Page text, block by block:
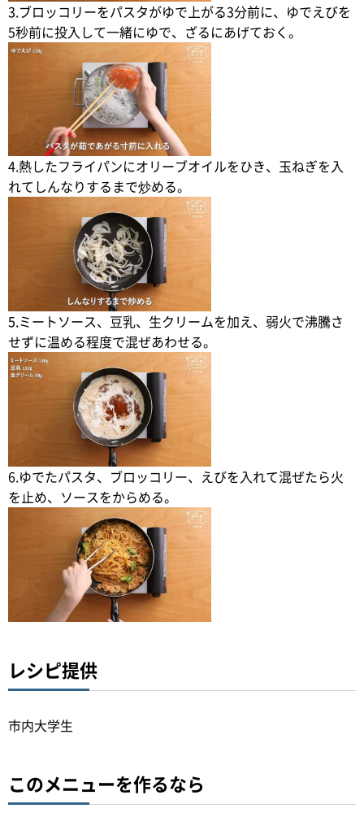
3.ブロッコリーをパスタがゆで上がる3分前に、ゆでえびを
5秒前に投入して一緒にゆで、ざるにあげておく。
4.熱したフライパンにオリーブオイルをひき、玉ねぎを入
れてしんなりするまで炒める。
5.ミートソース、豆乳、生クリームを加え、弱火で沸騰さ
せずに温める程度で混ぜあわせる。
6.ゆでたパスタ、ブロッコリー、えびを入れて混ぜたら火
を止め、ソースをからめる。
レシピ提供
市内大学生
このメニューを作るなら